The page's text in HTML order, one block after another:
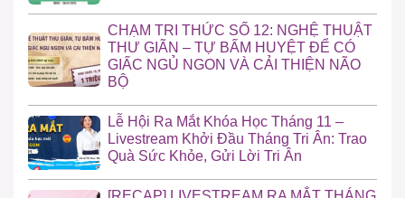
CHẠM TRI THỨC SỐ 12: NGHỆ THUẬT
THƯ GIÃN – TỰ BẤM HUYỆT ĐỂ CÓ
GIẤC NGỦ NGON VÀ CẢI THIỆN NÃO
BỘ
Lễ Hội Ra Mắt Khóa Học Tháng 11 –
Livestream Khởi Đầu Tháng Tri Ân: Trao
Quà Sức Khỏe, Gửi Lời Tri Ân